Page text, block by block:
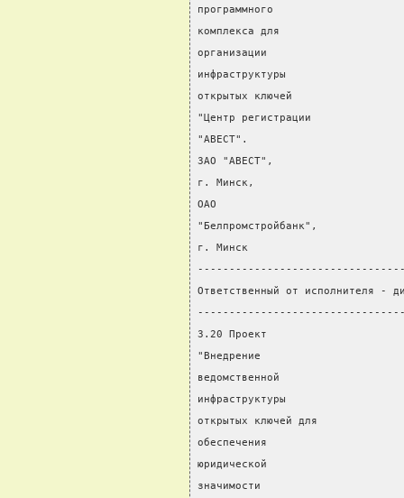
программного
комплекса для
организации
инфраструктуры
открытых ключей
"Центр регистрации
"АВЕСТ".
ЗАО "АВЕСТ",
г. Минск,
ОАО
"Белпромстройбанк",
г. Минск
Ответственный от исполнителя -
3.20 Проект
"Внедрение
ведомственной
инфраструктуры
открытых ключей для
обеспечения
юридической
значимости